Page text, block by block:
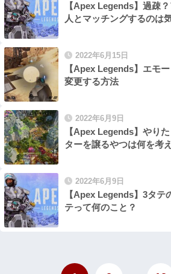
【Apex Legends】過疎
人とマッチングするのは
2022年6月15日
【Apex Legends】エモ
変更する方法
2022年6月9日
【Apex Legends】やり
ターを譲るやつは何を考
2022年6月9日
【Apex Legends】3タテ
テって何のこと？